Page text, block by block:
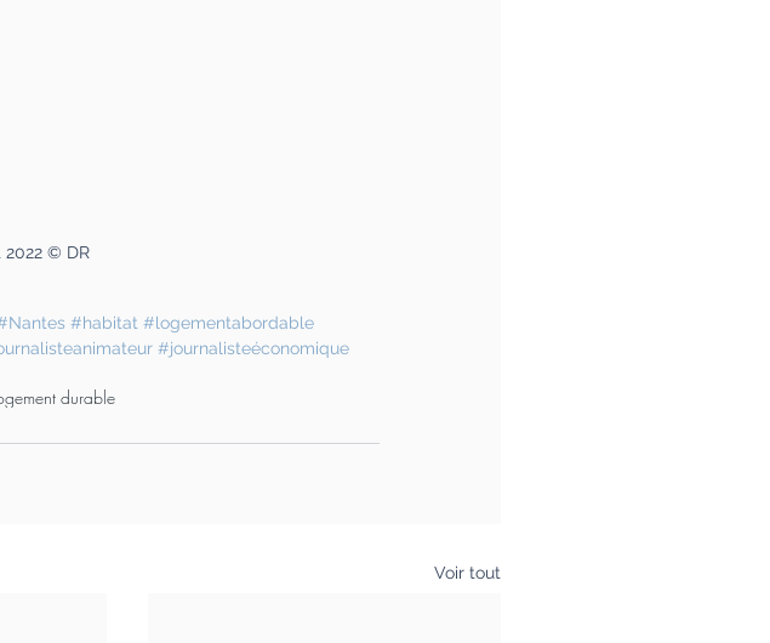
2022 © DR
#habitat #logementabordable
#journalisteéconomique
durable
Voir tout